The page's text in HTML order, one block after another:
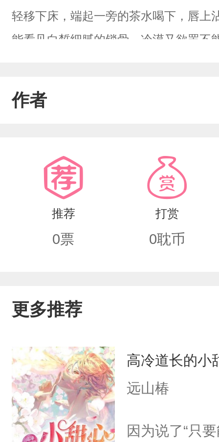
轻移下床，端起一旁的茶水喝下，唇上
能看见白皙细腻的锁骨，冷漠又欲罢不
去，软软的，甜的像棉花糖，很轻，
了顿，突然紧紧抱住她，羞涩的说道
论。”并不排除绝对清醒同神予以论
风不止，春常存。雪花纷纷，滑过人
作者
推荐
0票
打赏
0耽币
更多推荐
高冷道长的小
远山椿
因为说了“只